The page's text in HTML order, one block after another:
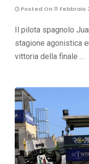
Posted On 11 Febbraio
Il pilota spagnolo
stagione agonistica
vittoria della finale …